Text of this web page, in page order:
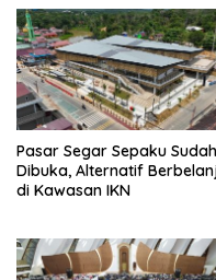
Pasar Segar Sepaku Sudah
Dibuka, Alternatif
di Kawasan IKN